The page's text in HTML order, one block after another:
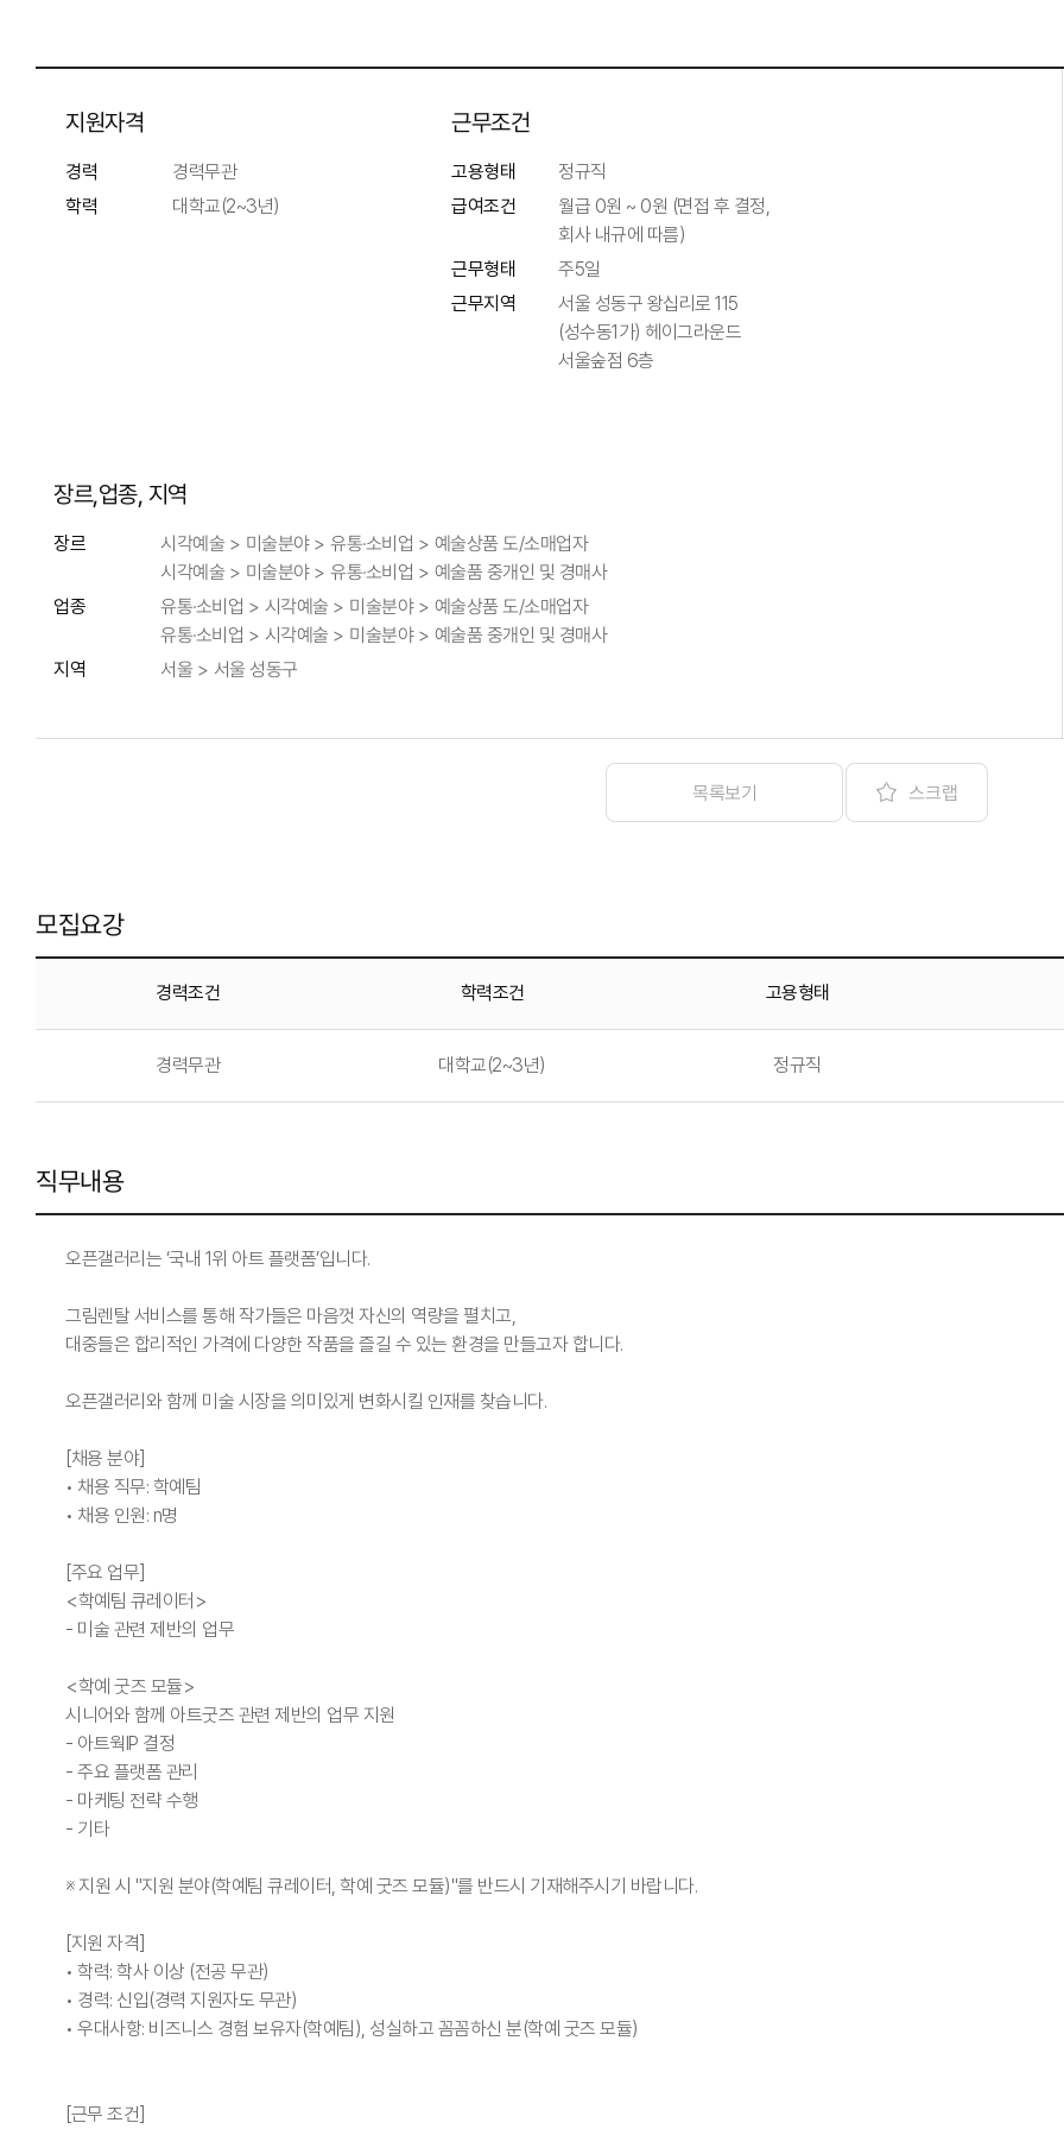
지원자격
경력
경력무관
학력
대학교(2~3년)
근무조건
고용형태
정규직
급여조건
월급 0원 ~ 0원 (면접 후 결정,
회사 내규에 따름)
근무형태
주5일
근무지역
서울 성동구 왕십리로 115
(성수동1가) 헤이그라운드
서울숲점 6층
장르,업종, 지역
장르 시각예술 > 미술분야 > 유통·소비업 > 예술상품 도/소매업자
시각예술 > 미술분야 > 유통·소비업 > 예술품 중개인 및 경매사
업종 유통·소비업 > 시각예술 > 미술분야 > 예술상품 도/소매업자
유통·소비업 > 시각예술 > 미술분야 > 예술품 중개인 및 경매사
지역 서울 > 서울 성동구
목록보기 스크랩
모집요강
경력조건 학력조건 고용형태
경력무관 대학교(2~3년) 정규직
직무내용
오픈갤러리는 ‘국내 1위 아트 플랫폼’입니다.
그림렌탈 서비스를 통해 작가들은 마음껏 자신의 역량을 펼치고,
대중들은 합리적인 가격에 다양한 작품을 즐길 수 있는 환경을 만들고자 합니다.
오픈갤러리와 함께 미술 시장을 의미있게 변화시킬 인재를 찾습니다.
[채용 분야]
• 채용 직무: 학예팀
• 채용 인원: n명
[주요 업무]
<학예팀 큐레이터>
- 미술 관련 제반의 업무
<학예 굿즈 모듈>
시니어와 함께 아트굿즈 관련 제반의 업무 지원
- 아트웍IP 결정
- 주요 플랫폼 관리
- 마케팅 전략 수행
- 기타
※ 지원 시 "지원 분야(학예팀 큐레이터, 학예 굿즈 모듈)"를 반드시 기재해주시기 바랍니다.
[지원 자격]
• 학력: 학사 이상 (전공 무관)
• 경력: 신입(경력 지원자도 무관)
• 우대사항: 비즈니스 경험 보유자(학예팀), 성실하고 꼼꼼하신 분(학예 굿즈 모듈)
[근무 조건]